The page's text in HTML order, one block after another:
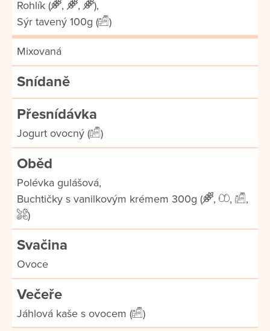
Rohlík (
, ,
),
Sýr tavený 100g (
)
Mixovaná
Snídaně
Přesnídávka
Jogurt ovocný ( )
Oběd
Polévka gulášová,
Buchtičky s vanilkovým krémem 300g (
, ,
,
)
Svačina
Ovoce
Večeře
Jáhlová kaše s ovocem ( )